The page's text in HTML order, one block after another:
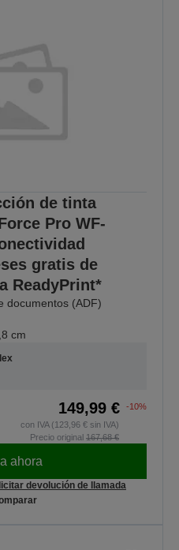
de tinta
Pro WF-
gratis de
ReadyPrint*
documentos (ADF)
cm
149,99 €
-10%
con IVA (123,96 € sin IVA)
Precio original 167,68 €
ahora
devolución de llamada